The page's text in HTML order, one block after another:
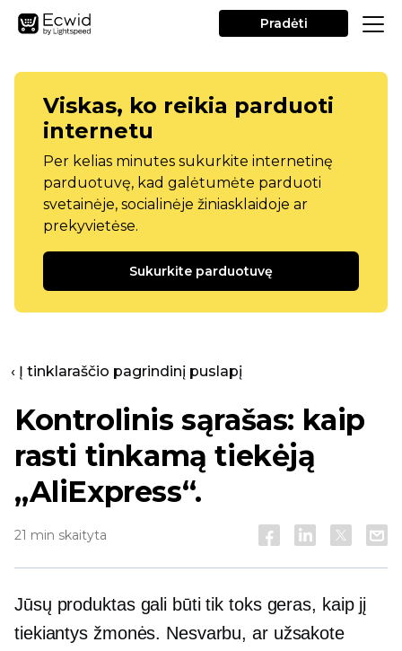
Pradėti
Viskas, ko reikia parduoti
internetu
Per kelias minutes sukurkite internetinę
parduotuvę, kad galėtumėte parduoti
svetainėje, socialinėje žiniasklaidoje ar
prekyvietėse.
Sukurkite parduotuvę
‹ Į tinklaraščio pagrindinį puslapį
Kontrolinis sąrašas: kaip
rasti tinkamą tiekėją
„AliExpress“.
21 min skaityta
Jūsų produktas gali būti tik toks geras, kaip jį
tiekiantys žmonės. Nesvarbu, ar užsakote